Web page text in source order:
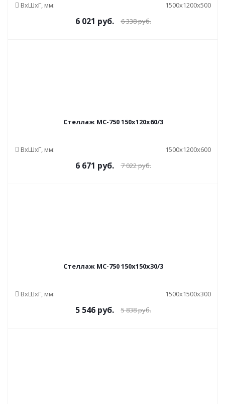
ВxШxГ, мм: 1500x1200x500
6 021 руб. 6 338руб.
Стеллаж МС-750 150x120x60/3
ВxШxГ, мм: 1500x1200x600
6 671 руб. 7 022руб.
Стеллаж МС-750 150x150x30/3
ВxШxГ, мм: 1500x1500x300
5 546руб. 5 838руб.